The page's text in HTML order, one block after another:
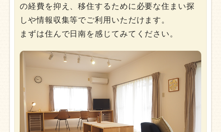
の経費を抑え、移住するために必要な住まい探
しや情報収集等でご利用いただけます。
まずは住んで日南を感じてみてください。